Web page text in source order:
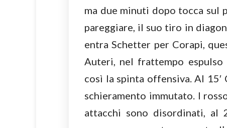
ma due minuti dopo tocca sul
pareggiare, il suo tiro in
entra Schetter per Corapi,
Auteri, nel frattempo espulso
così la spinta offensiva. Al
schieramento immutato. I
attacchi sono disordinati, al